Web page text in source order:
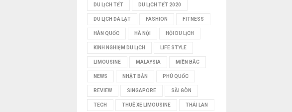
DU LỊCH TẾT DU LỊCH TẾT 2020
DU LỊCH ĐÀ LẠT FASHION FITNESS
HÀN QUỐC HÀ NỘI HỘI DU LỊCH
KINH NGHIỆM DU LỊCH LIFE STYLE
LIMOUSINE MALAYSIA MIỀN BẮC
NEWS NHẬT BẢN PHÚ QUỐC
REVIEW SINGAPORE SÀI GÒN
TECH THUÊ XE LIMOUSINE THÁI LAN